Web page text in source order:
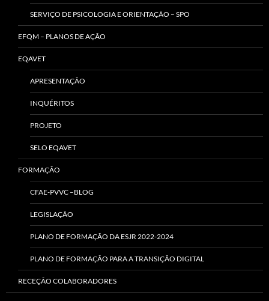
SERVIÇO DE PSICOLOGIA E ORIENTAÇÃO – SPO
EFQM – PLANOS DE AÇÃO
EQAVET
APRESENTAÇÃO
INQUÉRITOS
PROJETO
SELO EQAVET
FORMAÇÃO
CFAE-PVVC –BLOG
LEGISLAÇÃO
PLANO DE FORMAÇÃO DA ESJR 2022-2024
PLANO DE FORMAÇÃO PARA A TRANSIÇÃO DIGITAL
RECEÇÃO COLABORADORES